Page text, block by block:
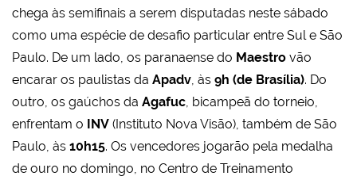
chega às semifinais a serem disputadas neste sábado
como uma espécie de desafio particular entre Sul e São
Paulo. De um lado, os paranaense do Maestro vão
encarar os paulistas da Apadv, às 9h (de Brasília). Do
outro, os gaúchos da Agafuc, bicampeã do torneio,
enfrentam o
INV (Instituto Nova Visão), também de São
Paulo, às 10h15. Os vencedores jogarão pela medalha
de ouro no domingo, no Centro de Treinamento